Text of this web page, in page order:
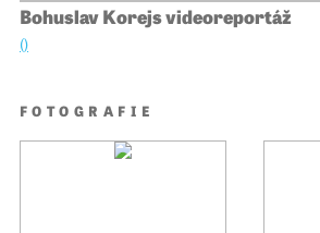
Bohuslav Korejs videoreportáž
()
FOTOGRAFIE